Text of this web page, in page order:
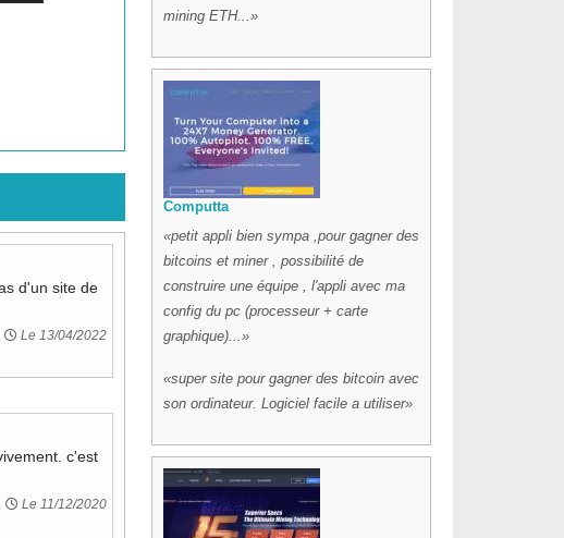
d'un site de
Le 13/04/2022
c'est
Le 11/12/2020
mining ETH...
Computta
petit appli bien sympa ,pour gagner des
bitcoins et miner , possibilité de
construire une équipe , l'appli avec ma
config du pc (processeur + carte
graphique)...
super site pour gagner des bitcoin avec
son ordinateur. Logiciel facile a utiliser